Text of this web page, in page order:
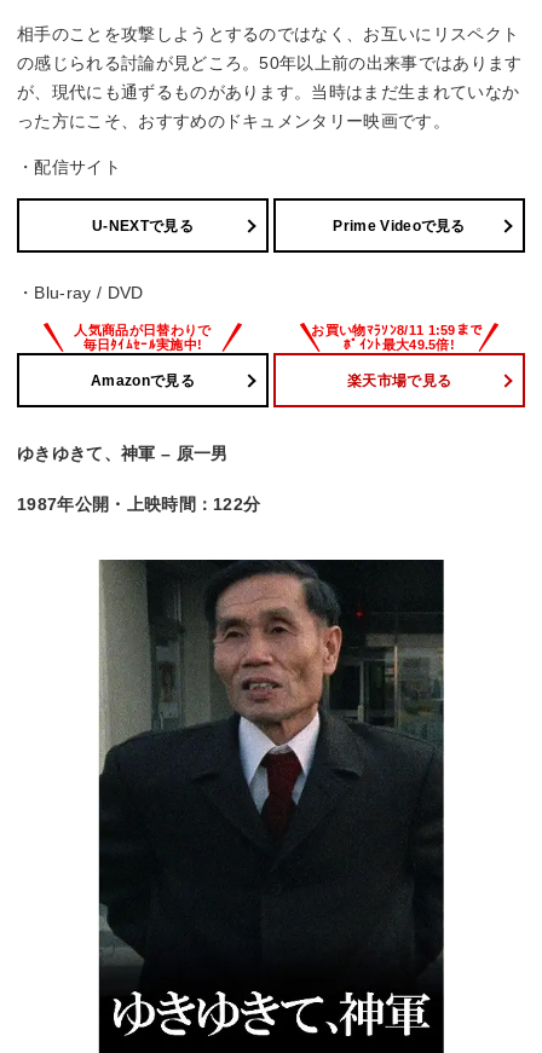
相手のことを攻撃しようとするのではなく、お互いにリスペクト
の感じられる討論が見どころ。50年以上前の出来事ではあります
が、現代にも通ずるものがあります。当時はまだ生まれていなか
った方にこそ、おすすめのドキュメンタリー映画です。
・配信サイト
U-NEXTで見る Prime Videoで見る
・Blu-ray / DVD
Amazonで見る 楽天市場で見る
ゆきゆきて、神軍 – 原一男
1987年公開・上映時間：122分